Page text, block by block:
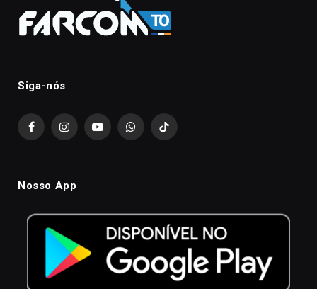
Siga-nós
FacebookInstagramYouTubeWhatsAppTikTok
Nosso App